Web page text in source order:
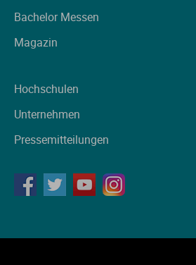
Bachelor Messen
Magazin
Hochschulen
Unternehmen
Pressemitteilungen